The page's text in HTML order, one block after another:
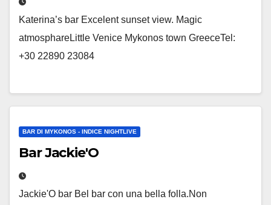
Katerina’s bar Excelent sunset view. Magic
atmosphareLittle Venice Mykonos town GreeceTel:
+30 22890 23084
BAR DI MYKONOS - INDICE NIGHTLIVE
Bar Jackie'O
Jackie'O bar Bel bar con una bella folla.Non